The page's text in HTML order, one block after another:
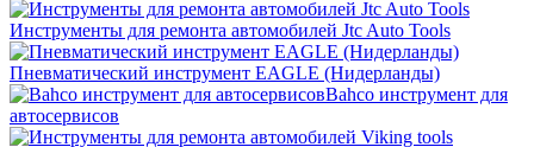
Инструменты для ремонта автомобилей Jtc Auto Tools
Пневматический инструмент EAGLE (Нидерланды)
Bahco инструмент для
автосервисов